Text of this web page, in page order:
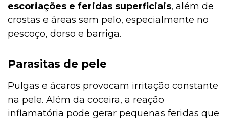
escoriações e feridas superficiais, além de
crostas e áreas sem pelo, especialmente no
pescoço, dorso e barriga.
Parasitas de pele
Pulgas e ácaros provocam irritação constante
na pele. Além da coceira, a reação
inflamatória pode gerar pequenas feridas que